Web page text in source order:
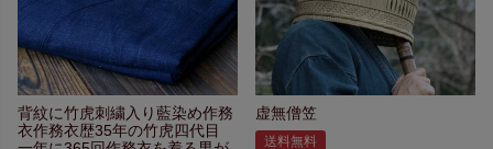
背紋に竹虎刺繍入り藍染め作務
衣作務衣歴35年の竹虎四代目
虚無僧笠
送料無料